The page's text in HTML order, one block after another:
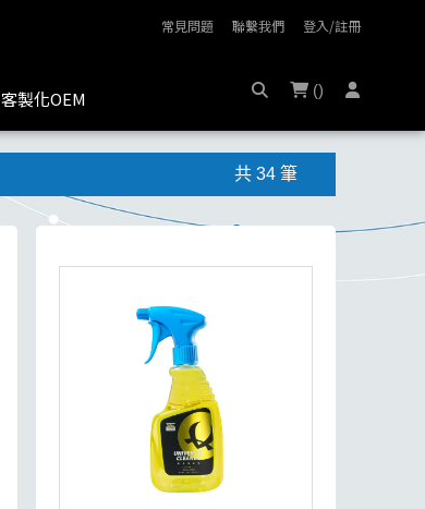
常見問題 聯繫我們 登入/註冊
()
客製化OEM
共 34 筆